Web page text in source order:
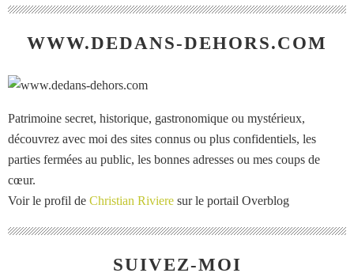
WWW.DEDANS-DEHORS.COM
Patrimoine secret, historique, gastronomique ou mystérieux,
découvrez avec moi des sites connus ou plus confidentiels, les
parties fermées au public, les bonnes adresses ou mes coups de
cœur.
Voir le profil de Christian Riviere sur le portail Overblog
SUIVEZ-MOI